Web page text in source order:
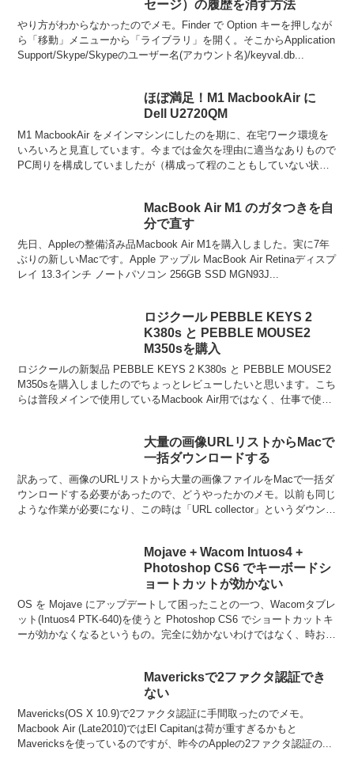
セージ）の履歴を消す方法
やり方がわからなかったのでメモ。Finder で Option キーを押しなが
ら「移動」メニューから「ライブラリ」を開く。そこからApplication
Support/Skype/Skypeのユーザー名(アカウント名)/keyval.db...
ほぼ満足！M1 MacbookAir に
Dell U2720QM
M1 MacbookAir をメインマシンにしたのを期に、在宅ワーク環境を
いろいろと見直しています。今までは金欠を理由に適当なありもので
PC周りを構成していましたが（構成って程のこともしていない状況
MacBook Air M1 のガタつきを自
分で直す
先日、Appleの整備済み品Macbook Air M1を購入しました。実に7年
ぶりの新しいMacです。Apple アップル MacBook Air Retinaディスプ
レイ 13.3インチ ノートパソコン 256GB SSD MGN93J...
ロジクール PEBBLE KEYS 2
K380s と PEBBLE MOUSE2
M350sを購入
ロジクールの新製品 PEBBLE KEYS 2 K380s と PEBBLE MOUSE2
M350sを購入しましたのでちょっとレビューしたいと思います。こち
らは普段メインで使用しているMacbook Air用ではなく、仕事で使っ
大量の画像URLリストからMacで
一括ダウンロードする
訳あって、画像のURLリストから大量の画像ファイルをMacで一括ダ
ウンロードする必要があったので、どうやったかのメモ。以前も同じ
ような作業が必要になり、この時は「URL collector」というダウンロ
Mojave + Wacom Intuos4 +
Photoshop CS6 でキーボードシ
ョートカットが効かない
OS を Mojave にアップデートして困ったことの一つ、Wacomタブレ
ット(Intuos4 PTK-640)を使うと Photoshop CS6 でショートカットキ
ーが効かなくなるというもの。完全に効かないわけではなく、時おり
Mavericksで2ファクタ認証でき
ない
Mavericks(OS X 10.9)で2ファクタ認証に手間取ったのでメモ。
Macbook Air (Late2010)ではEl Capitanは荷が重すぎるかもと
Mavericksを使っているのですが、昨今のAppleの2ファクタ認証の...